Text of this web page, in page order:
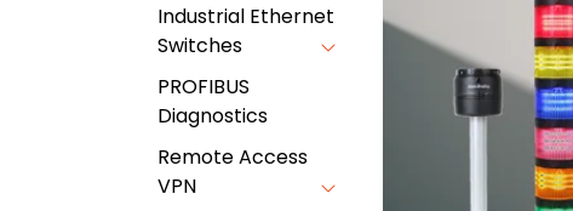
Industrial Ethernet
Switches
PROFIBUS
Diagnostics
Remote Access
VPN